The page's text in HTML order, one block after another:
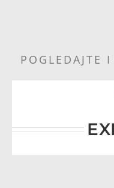
POGLEDAJTE